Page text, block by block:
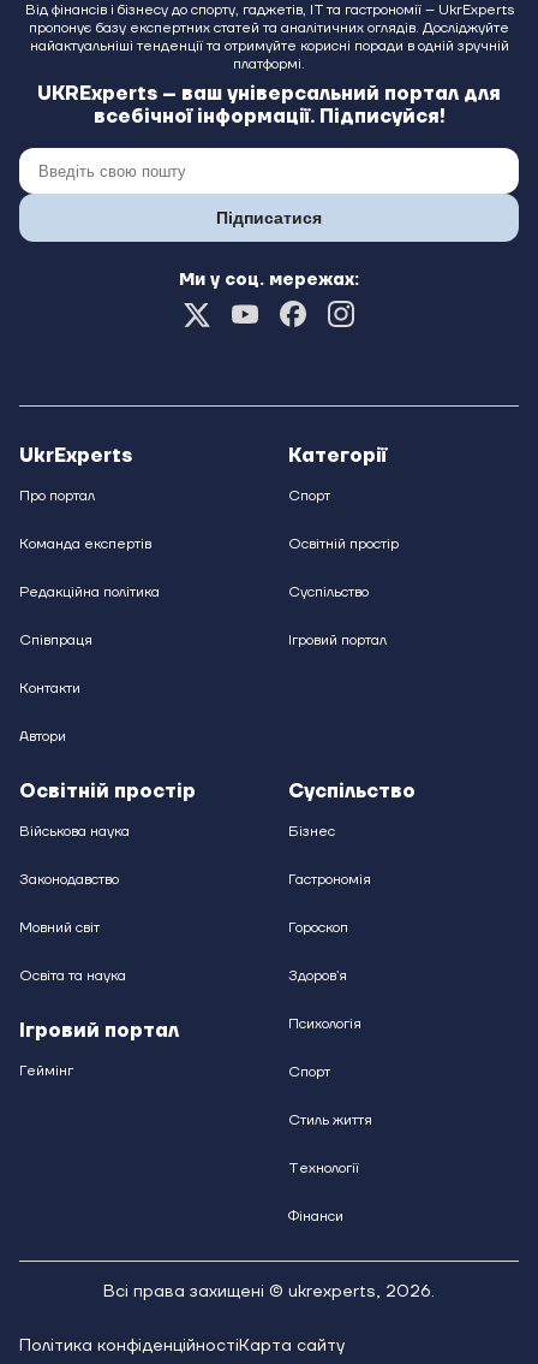
Від фінансів і бізнесу до спорту, гаджетів, IT та гастрономії – UkrExperts
пропонує базу експертних статей та аналітичних оглядів. Досліджуйте
найактуальніші тенденції та отримуйте корисні поради в одній зручній
платформі.
UKRExperts – ваш універсальний портал для
всебічної інформації. Підписуйся!
Підписатися
Ми у соц. мережах:
UkrExperts
Про портал
Команда експертів
Редакційна політика
Співпраця
Контакти
Автори
Категорії
Спорт
Освітній простір
Суспільство
Ігровий портал
Освітній простір
Військова наука
Законодавство
Мовний світ
Освіта та наука
Ігровий портал
Геймінг
Суспільство
Бізнес
Гастрономія
Гороскоп
Здоровʼя
Психологія
Спорт
Стиль життя
Технології
Фінанси
Всі права захищені © ukrexperts, 2026.
Політика конфіденційностіКарта сайту